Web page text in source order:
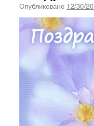
Опубликовано 12/30/